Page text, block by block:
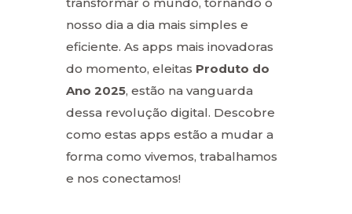
nosso dia a dia mais simples e
eficiente. As apps mais inovadoras
do momento, eleitas Produto do
Ano 2025, estão na vanguarda
dessa revolução digital. Descobre
como estas apps estão a mudar a
forma como vivemos, trabalhamos
e nos conectamos!